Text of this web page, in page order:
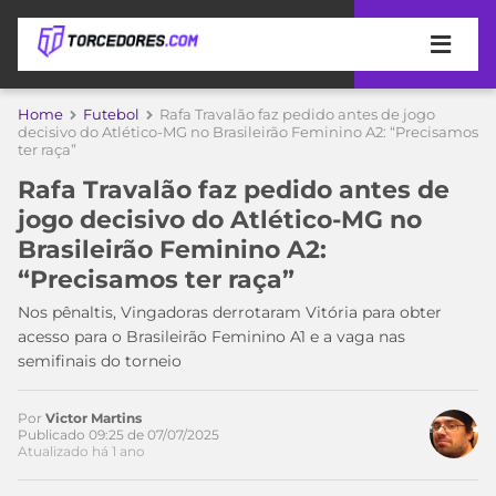
APOSTAS
DE
APOSTA
MELHORES
SITES
DE
APOSTAS
2026
CÓDIGO
PROMOCIONAL
ÚLTIMAS
COPA
DO
MUNDO
TIMES
MEU
TIME
CAMPEONATOS
BRASILEIRÃO
MÍDIA
Home Futebol
Rafa Travalão faz pedido antes de jogo
decisivo do Atlético-MG no Brasileirão Feminino A2: “Precisamos
ter raça”
Rafa Travalão faz pedido antes de
jogo decisivo do Atlético-MG no
Brasileirão Feminino A2:
“Precisamos ter raça”
Nos pênaltis, Vingadoras derrotaram Vitória para obter
acesso para o Brasileirão Feminino A1 e a vaga nas
semifinais do torneio
Por Victor Martins
Publicado 09:25 de 07/07/2025
Atualizado há 1 ano